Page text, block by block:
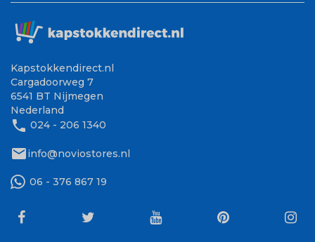
Kapstokkendirect.nl
Cargadoorweg 7
6541 BT Nijmegen
Nederland
phone 024 - 206 1340
mailinfo@noviostores.nl
06 - 376 867 19